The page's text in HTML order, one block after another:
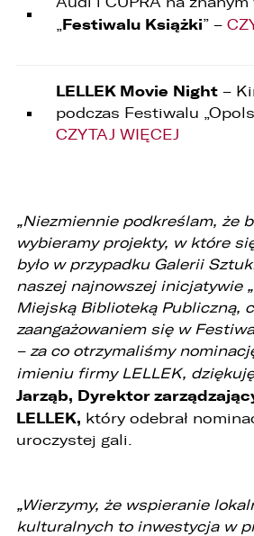
„Festiwalu Książki” –
LELLEK Movie Night –
podczas Festiwalu
CZYTAJ WIĘCEJ
„Niezmiennie podkreślam, że
wybieramy projekty, w które
było w przypadku Galerii
naszej najnowszej inicjatywie
Miejską Biblioteką Publiczną,
zaangażowaniem się w
– za co otrzymaliśmy
imieniu firmy LELLEK,
Jarząb, Dyrektor
LELLEK, który odebrał
uroczystej gali.
„Wierzymy, że wspieranie
kulturalnych to inwestycja w
4. LELLEK Katowice sp. z o.o.
Katowicach ul. T. Kościuszki 328
1. Kontakt z Inspektorem
iod@lellek.com.pl
2. Numer telefonu – Biuro
1. podniesienia bezpieczeństwa i
obsługi klienta,
2. przygotowania oferty;
3. weryfikacji możliwości zawarcia
4. realizacji usług,
5. obsługi zgłoszeń i udzielania
zgłoszenia.
1. Odbiorcami Państwa danych
będą:
prawa,